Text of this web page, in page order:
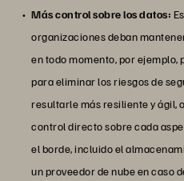
Más control sobre los datos:
organizaciones deban
en todo momento, por
para eliminar los riesgos de
resultarle más resiliente y ágil,
control directo sobre cada
el borde, incluido el
un proveedor de nube en caso